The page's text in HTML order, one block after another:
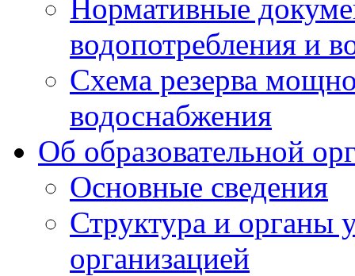
Нормативные
водопотребления и
Схема резерва
водоснабжения
Об образовательной
Основные сведения
Структура и органы
организацией